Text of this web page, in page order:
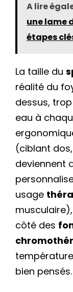
A lire
une lame
étapes
La taille du
réalité du
dessus,
eau à
(ciblant
deviennent
usage
côté des
bien pensés.